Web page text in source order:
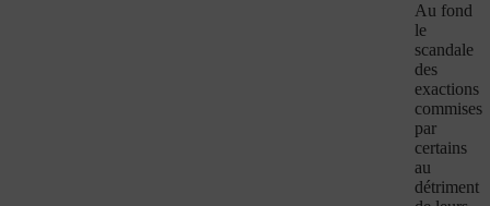
Au fond
le
scandale
des
exactions
commises
par
certains
au
détriment